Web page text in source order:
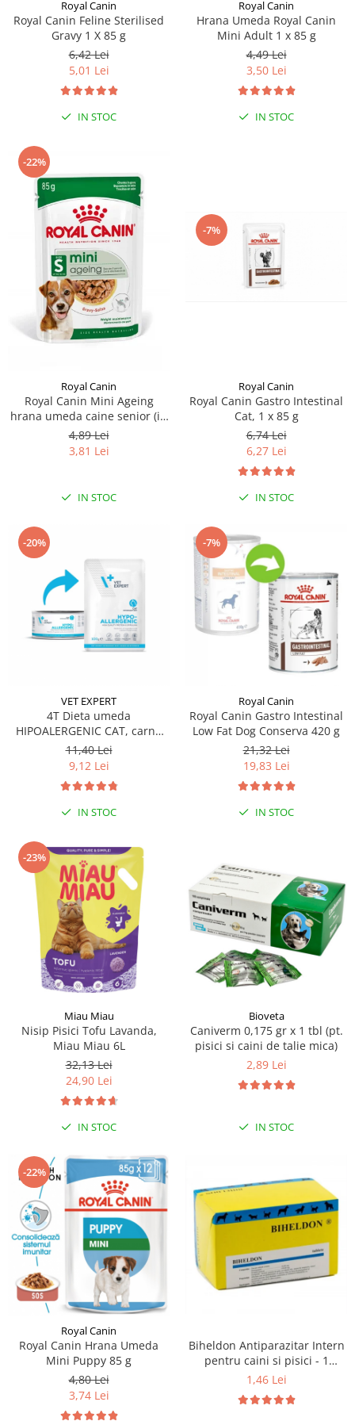
Sampoane si Balsamuri
Servetele Umede
Covorase absorbante
Curatare Ochi
Igiena Catel
Solutii Atractante si repelente
Custi transport - Pisici
Jucarii Pisici
Lese, Hamuri si Zgarzi
Paturi, perne si cosuri pentru pisici
Recompense Delicioase
Royal Canin
Royal Canin Feline Sterilised
Gravy 1 X 85 g
6,42 Lei
5,01 Lei
IN STOC
Royal Canin
Hrana Umeda Royal Canin
Mini Adult 1 x 85 g
4,49 Lei
3,50 Lei
IN STOC
-22%
Royal Canin
Royal Canin Mini Ageing
hrana umeda caine senior (in
sos), 1 x 85 g
4,89 Lei
3,81 Lei
IN STOC
-7%
Royal Canin
Royal Canin Gastro Intestinal
Cat, 1 x 85 g
6,74 Lei
6,27 Lei
IN STOC
-20%
VET EXPERT
4T Dieta umeda
HIPOALERGENIC CAT, carne
de curcan, plic 100 gr
11,40 Lei
9,12 Lei
IN STOC
-7%
Royal Canin
Royal Canin Gastro Intestinal
Low Fat Dog Conserva 420 g
21,32 Lei
19,83 Lei
IN STOC
-23%
Miau Miau
Nisip Pisici Tofu Lavanda,
Miau Miau 6L
32,13 Lei
24,90 Lei
IN STOC
Bioveta
Caniverm 0,175 gr x 1 tbl (pt.
pisici si caini de talie mica)
2,89 Lei
IN STOC
-22%
Royal Canin
Royal Canin Hrana Umeda
Mini Puppy 85 g
4,80 Lei
3,74 Lei
Biheldon Antiparazitar Intern
pentru caini si pisici - 1
comprimate
1,46 Lei